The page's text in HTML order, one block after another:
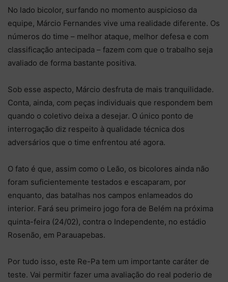
No lado bicolor, surfando no momento auspicioso da
equipe, Márcio Fernandes vive uma realidade diferente. Os
números do time – melhor ataque, melhor defesa e com
classificação antecipada – fazem com que o trabalho seja
avaliado de forma bastante positiva.
Sob esse aspecto, Márcio desfruta de mais tranquilidade.
Conta, ainda, com peças individuais que respondem bem
quando o coletivo deixa a desejar. O único ponto de
interrogação diz respeito à qualidade técnica dos
adversários que o time enfrentou até agora.
O fato é que, assim como o Leão, os bicolores ainda não
foram suficientemente testados e escaparam, por
enquanto, das batalhas nos campos enlameados do
interior. Fará seu primeiro jogo fora de Belém na próxima
quinta-feira (24/02), contra o Independente, no estádio
Rosenão, em Parauapebas.
Por tudo isso, este Re-Pa tem um importante caráter de
teste. Vai permitir fazer uma avaliação do real poderio de